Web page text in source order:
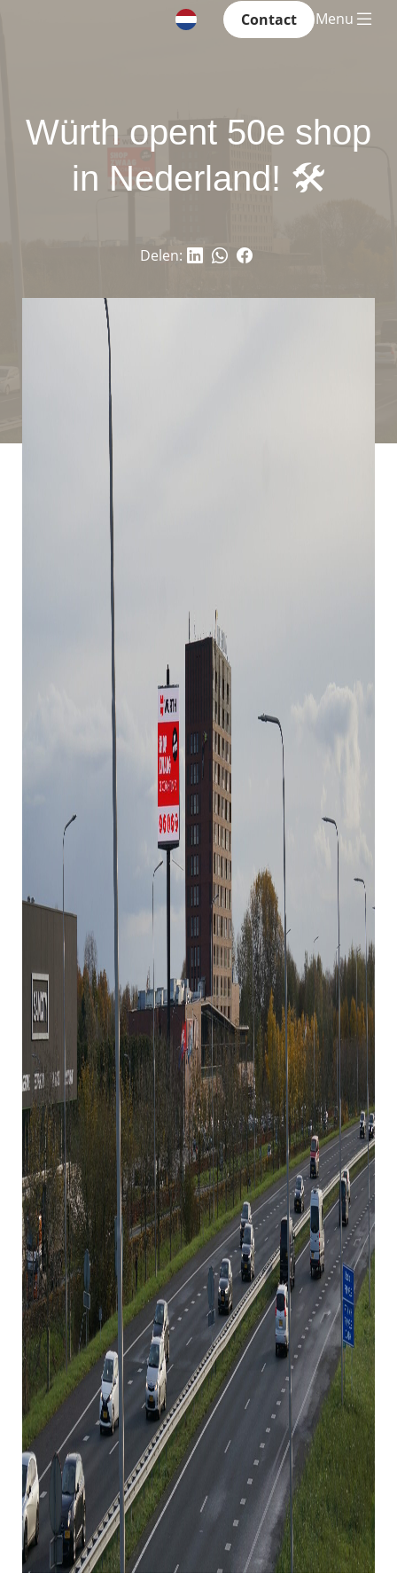
Contact Menu
Würth opent 50e shop
in Nederland! 🛠
Delen: